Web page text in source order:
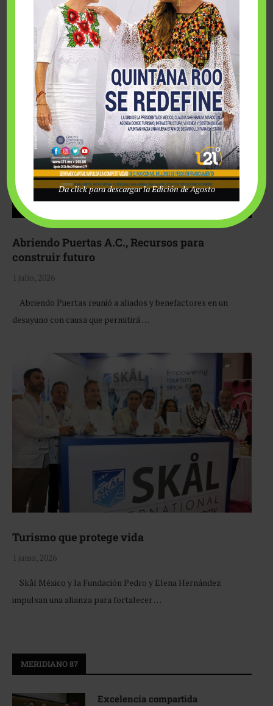
Fairmont Mayakoba y Make-A-Wish México unieron
esfuerzos para hacer realidad el deseo de una …
Abriendo Puertas A.C., Recursos para
construir futuro
1 julio, 2026
Abriendo Puertas reunió a aliados y benefactores en un
desayuno con causa que permitirá …
Turismo que protege vida
1 junio, 2026
Skål México y la Fundación Pedro y Elena Hernández
impulsan una alianza para fortalecer …
MERIDIANO 87
Excelencia compartida
Da click para descargar la Edición de Agosto